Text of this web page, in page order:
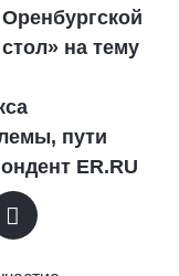
на тему
пути
ER.RU